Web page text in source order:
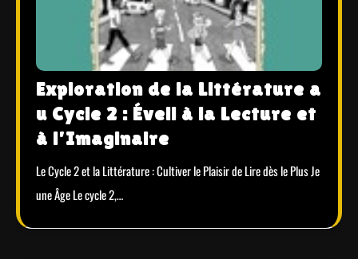
Exploration de la Littérature a
u Cycle 2 : Éveil à la Lecture et
à l’Imaginaire
Le Cycle 2 et la Littérature : Cultiver le Plaisir de Lire dès le Plus Je
une Âge Le cycle 2,…